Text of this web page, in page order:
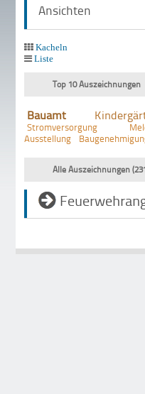
Ansichten
Kacheln
Liste
Top 10 Auszeichnungen
Bauamt
Stromversorgung
Ausstellung
Alle Auszeichnungen